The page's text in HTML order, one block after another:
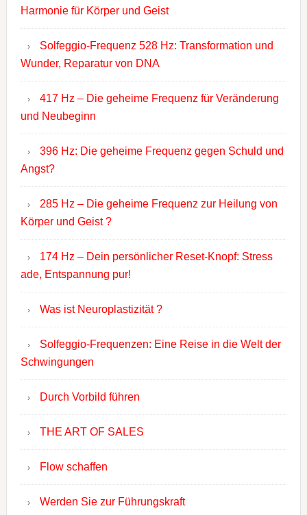
Harmonie für Körper und Geist
Solfeggio-Frequenz 528 Hz: Transformation und
Wunder, Reparatur von DNA
417 Hz – Die geheime Frequenz für Veränderung
und Neubeginn
396 Hz: Die geheime Frequenz gegen Schuld und
Angst?
285 Hz – Die geheime Frequenz zur Heilung von
Körper und Geist ?
174 Hz – Dein persönlicher Reset-Knopf: Stress
ade, Entspannung pur!
Was ist Neuroplastizität ?
Solfeggio-Frequenzen: Eine Reise in die Welt der
Schwingungen
Durch Vorbild führen
THE ART OF SALES
Flow schaffen
Werden Sie zur Führungskraft